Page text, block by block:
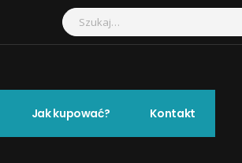
Jak kupować? Kontakt